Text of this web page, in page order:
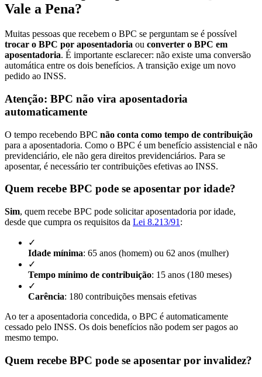
Vale a Pena?
Muitas pessoas que recebem o BPC se perguntam se é possível
trocar o BPC por aposentadoria ou converter o BPC em
aposentadoria. É importante esclarecer: não existe uma conversão
automática entre os dois benefícios. A transição exige um novo
pedido ao INSS.
Atenção: BPC não vira aposentadoria
automaticamente
O tempo recebendo BPC não conta como tempo de contribuição
para a aposentadoria. Como o BPC é um benefício assistencial e não
previdenciário, ele não gera direitos previdenciários. Para se
aposentar, é necessário ter contribuições efetivas ao INSS.
Quem recebe BPC pode se aposentar por idade?
Sim, quem recebe BPC pode solicitar aposentadoria por idade,
desde que cumpra os requisitos da Lei 8.213/91 :
✓
Idade mínima: 65 anos (homem) ou 62 anos (mulher)
✓
Tempo mínimo de contribuição: 15 anos (180 meses)
✓
Carência: 180 contribuições mensais efetivas
Ao ter a aposentadoria concedida, o BPC é automaticamente
cessado pelo INSS. Os dois benefícios não podem ser pagos ao
mesmo tempo.
Quem recebe BPC pode se aposentar por invalidez?